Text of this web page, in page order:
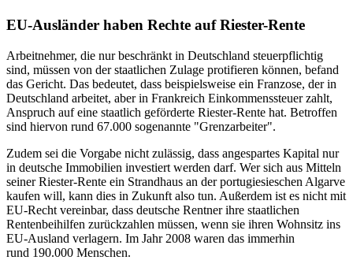
EU-Ausländer haben Rechte auf Riester-Rente
Arbeitnehmer, die nur beschränkt in Deutschland steuerpflichtig
sind, müssen von der staatlichen Zulage protifieren können, befand
das Gericht. Das bedeutet, dass beispielsweise ein Franzose, der in
Deutschland arbeitet, aber in Frankreich Einkommenssteuer zahlt,
Anspruch auf eine staatlich geförderte Riester-Rente hat. Betroffen
sind hiervon rund 67.000 sogenannte "Grenzarbeiter".
Zudem sei die Vorgabe nicht zulässig, dass angespartes Kapital nur
in deutsche Immobilien investiert werden darf. Wer sich aus Mitteln
seiner Riester-Rente ein Strandhaus an der portugiesieschen Algarve
kaufen will, kann dies in Zukunft also tun. Außerdem ist es nicht mit
EU-Recht vereinbar, dass deutsche Rentner ihre staatlichen
Rentenbeihilfen zurückzahlen müssen, wenn sie ihren Wohnsitz ins
EU-Ausland verlagern. Im Jahr 2008 waren das immerhin
rund 190.000 Menschen.